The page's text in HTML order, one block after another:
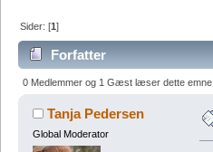
Sider: [1]
Forfatter
0 Medlemmer og 1 Gæst læser dette emne.
Tanja Pedersen
Global Moderator